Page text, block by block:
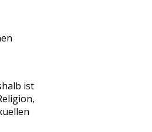
ist